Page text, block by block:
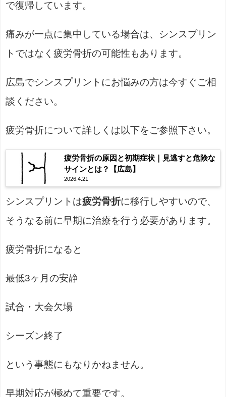
で復帰しています。
痛みが一点に集中している場合は、シンスプリン
トではなく疲労骨折の可能性もあります。
広島でシンスプリントにお悩みの方は今すぐご相
談ください。
疲労骨折について詳しくは以下をご参照下さい。
疲労骨折の原因と初期症状｜見逃すと危険な
サインとは？【広島】
2026.4.21
シンスプリントは疲労骨折に移行しやすいので、
そうなる前に早期に治療を行う必要があります。
疲労骨折になると
最低3ヶ月の安静
試合・大会欠場
シーズン終了
という事態にもなりかねません。
早期対応が極めて重要です。